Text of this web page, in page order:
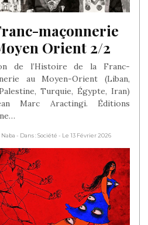
maçonnerie
Orient 2/2
de l’Histoire de la Franc-
au Moyen-Orient (Liban,
Turquie, Égypte, Iran)
Marc Aractingi. Éditions
Naba - Dans : Société - Le 13 Février 2026